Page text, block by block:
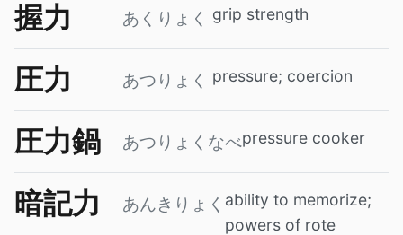
握力 あくりょく grip strength
圧力 あつりょく pressure; coercion
圧力鍋 あつりょくなべpressure cooker
暗記力 あんきりょく ability to memorize;
powers of rote